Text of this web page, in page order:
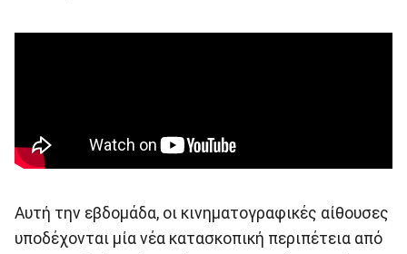
Αυτή την εβδομάδα, οι κινηματογραφικές αίθουσες
υποδέχονται μία νέα κατασκοπική περιπέτεια από